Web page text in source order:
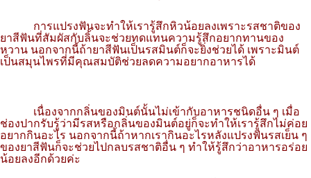
การแปรงฟันจะทำให้เรารู้สึกหิวน้อยลงเพราะรสชาติของ
ยาสีฟันที่สัมผัสกับลิ้นจะช่วยทดแทนความรู้สึกอยากทานของ
หวาน นอกจากนี้ถ้ายาสีฟันเป็นรสมินต์ก็จะยิ่งช่วยได้ เพราะมินต์
เป็นสมุนไพรที่มีคุณสมบัติช่วยลดความอยากอาหารได้
เนื่องจากกลิ่นของมินต์นั้นไม่เข้ากับอาหารชนิดอื่น ๆ เมื่อ
ช่องปากรับรู้ว่ามีรสหรือกลิ่นของมินต์อยู่ก็จะทำให้เรารู้สึกไม่ค่อย
อยากกินอะไร นอกจากนี้ถ้าหากเรากินอะไรหลังแปรงฟันรสเย็น ๆ
ของยาสีฟันก็จะช่วยไปกลบรสชาติอื่น ๆ ทำให้รู้สึกว่าอาหารอร่อย
น้อยลงอีกด้วยค่ะ